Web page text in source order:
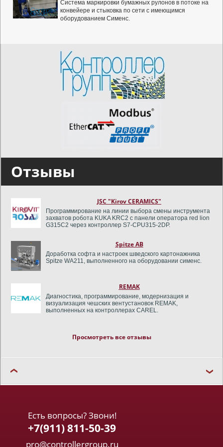
Система маркировки бумажных рулонов в потоке на
конвейере и стыковка по сети с имеющимся
оборудованием Сименс.
Отзывы
ABBA GmbH & Co.KG
Диагностика канального пресса для отходов ABBA KB-
Производство холодильников NORD г. Донецк
Инжиниринг АСУТП и подготовка к реконструкции линии
по сборке холодильников с интеграцией в БД 1С.
Automatyka-Pomiary-Sterowanie S.A.
0XB0 и панели KTP900 польского щита управления HLP
3037 (APS) габаритными огнями на вертолетных
площадках в связи с полным уходом из России.
SOLOPHARM
PXC100-E.D и панелей PXM30.E в новом
фармацевтическом комплексе Солофарм, с выводом
JSC "Kirov CERAMICS"
Программирование на линии выбора смены инструмента
захватов робота KUKA KRC2 с панели оператора red lion
G315C2 через контроллер S7-CPU315-2DP.
Spitze AB
Доработка софта и настроек шведского картонажника
Spitze WA211, выполненного на оборудовании сименс.
REMAK
Диагностика, программирование, модернизация и
визуализация чешских вентустановок REMAK,
выполненных на контроллерах CAREL.
Подготовка настройки упаковочной машины TOYO на
Подготовка к модернизации итальянских линий,
Перепрограммирование в фестовском Designer Studio
(V4.5.0.224) контроллера CDPX-HMI на канадской пивной
Просмотреть все отзывы
Есть вопросы? Звони!
+7(911) 811-50-39
pro@controllergroup.ru